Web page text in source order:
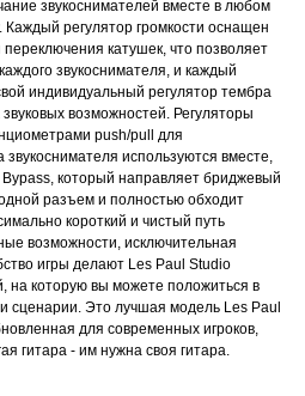
звукоснимателей вместе в любом
регулятор громкости оснащен
катушек, что позволяет
звукоснимателя, и каждый
индивидуальный регулятор тембра
возможностей. Регуляторы
push/pull для
используются вместе,
который направляет бриджевый
разъем и полностью обходит
короткий и чистый путь
возможности, исключительная
игры делают Les Paul Studio
на которую вы можете положиться в
сценарии. Это лучшая модель Les Paul
для современных игроков,
гитара - им нужна своя гитара.